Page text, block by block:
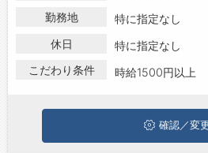
転職支援サービス
転職ノウハウ(応募書類の書き方・面接
転職・採用コラム
ハローワークにはない求人も多数扱っ
で時給1500円以上のアルバイト・パ
している方は、ぜひ興味のある職種に
勤務地
特に指定なし
休日
特に指定なし
こだわり条件
時給1500円以上
確認／変